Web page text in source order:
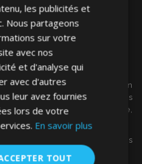
européen et fournisseur en
tels que:. les enjoliveurs, les
de siège, tapis de voiture,
...
ou voulez-vous
les publicités et
Nous partageons
sur votre
avec nos
et d'analyse qui
avec d'autres
leur avez fournies
lors de votre
En savoir plus
TOUT